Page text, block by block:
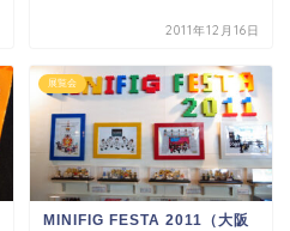
2011年12月16日
展覧会
MINIFIG FESTA 2011（大阪